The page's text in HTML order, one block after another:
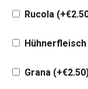
Rucola (+€
Hühnerfleisch
Grana (+€2.50